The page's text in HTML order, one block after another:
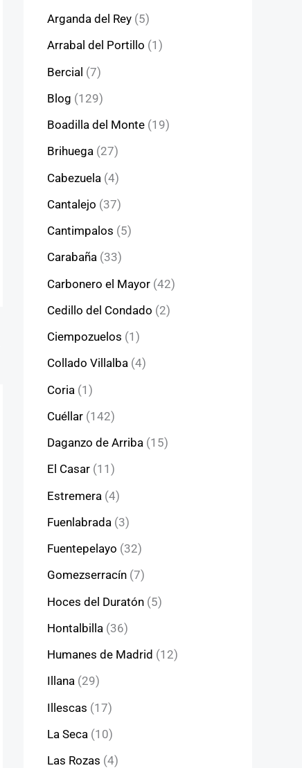
Arganda del Rey (5)
Arrabal del Portillo (1)
Bercial (7)
Blog (129)
Boadilla del Monte (19)
Brihuega (27)
Cabezuela (4)
Cantalejo (37)
Cantimpalos (5)
Carabaña (33)
Carbonero el Mayor (42)
Cedillo del Condado (2)
Ciempozuelos (1)
Collado Villalba (4)
Coria (1)
Cuéllar (142)
Daganzo de Arriba (15)
El Casar (11)
Estremera (4)
Fuenlabrada (3)
Fuentepelayo (32)
Gomezserracín (7)
Hoces del Duratón (5)
Hontalbilla (36)
Humanes de Madrid (12)
Illana (29)
Illescas (17)
La Seca (10)
Las Rozas (4)